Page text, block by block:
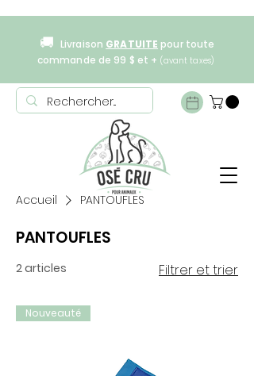
🚚 Livraison GRATUITE pour toute
commande de 99 $ et + (avant taxes)
Accueil PANTOUFLES
PANTOUFLES
2 articles Filtrer et trier
Nouveauté